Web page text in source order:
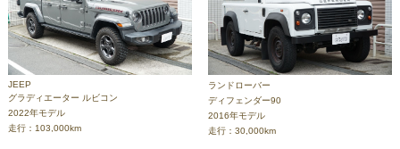
JEEP
グラディエーター ルビコン
2022年モデル
走行：103,000km
ランドローバー
ディフェンダー90
2016年モデル
走行：30,000km